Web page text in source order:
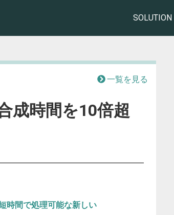
SOLUTION
一覧を見る
成時間を10倍超
時間で処理可能な新しい